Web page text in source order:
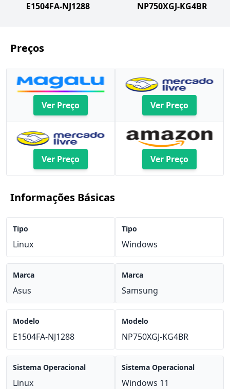
E1504FA-NJ1288
NP750XGJ-KG4BR
Preços
Ver Preço
Ver Preço
Ver Preço
Ver Preço
Informações Básicas
Tipo
Linux
Marca
Asus
Modelo
E1504FA-NJ1288
Sistema Operacional
Linux
Tipo
Windows
Marca
Samsung
Modelo
NP750XGJ-KG4BR
Sistema Operacional
Windows 11